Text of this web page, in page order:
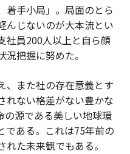
着手小局」。局面のとら
んじないのが大本流とい
社員200人以上と自ら顔
把握に努めた。
、また社の存在意義とす
れない格差がない豊かな
の源である美しい地球環
である。これは75年前の
た未来観でもある。